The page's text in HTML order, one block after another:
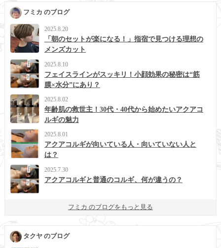
フミカ のブログ
2025.8.20
「朝のセットが楽になる！」指宿で見つける理想の
メンズカット
2025.8.10
フェイスラインがスッキリ！小顔効果の秘密は“筋
膜×水分”にあり？
2025.8.02
年齢肌の救世主！30代・40代から始めたいアクアコ
ルギの魅力
2025.8.01
アクアコルギが向いている人・向いていない人と
は？
2025.7.30
アクアコルギと普通のコルギ、何が違うの？
フミカ のブログをもっと見る
タクヤ のブログ